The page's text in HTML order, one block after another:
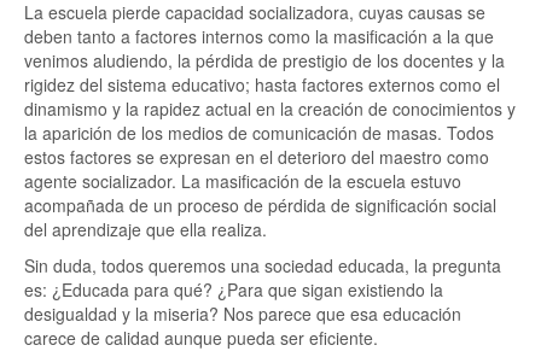
La escuela pierde capacidad socializadora, cuyas causas se
deben tanto a factores internos como la masificación a la que
venimos aludiendo, la pérdida de prestigio de los docentes y la
rigidez del sistema educativo; hasta factores externos como el
dinamismo y la rapidez actual en la creación de conocimientos y
la aparición de los medios de comunicación de masas. Todos
estos factores se expresan en el deterioro del maestro como
agente socializador. La masificación de la escuela estuvo
acompañada de un proceso de pérdida de significación social
del aprendizaje que ella realiza.
Sin duda, todos queremos una sociedad educada, la pregunta
es: ¿Educada para qué? ¿Para que sigan existiendo la
desigualdad y la miseria? Nos parece que esa educación
carece de calidad aunque pueda ser eficiente.